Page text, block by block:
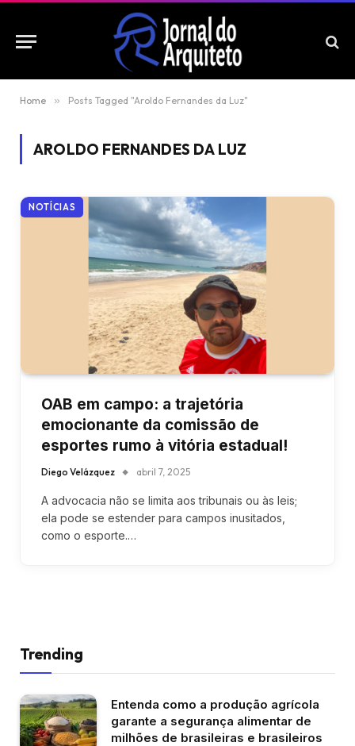
Home » Posts Tagged "Aroldo Fernandes da Luz"
AROLDO FERNANDES DA LUZ
NOTÍCIAS
OAB em campo: a trajetória
emocionante da comissão de
esportes rumo à vitória estadual!
Diego Velázquez abril 7, 2025
A advocacia não se limita aos tribunais ou às leis;
ela pode se estender para campos inusitados,
como o esporte.…
Trending
Entenda como a produção agrícola
garante a segurança alimentar de
milhões de brasileiras e brasileiros